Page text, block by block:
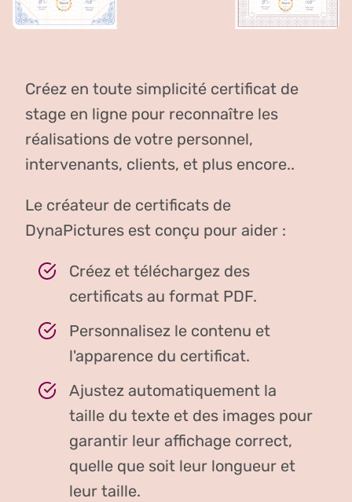
Créez en toute simplicité certificat de
stage en ligne pour reconnaître les
réalisations de votre personnel,
intervenants, clients, et plus encore..
Le créateur de certificats de
DynaPictures est conçu pour aider :
Créez et téléchargez des
certificats au format PDF.
Personnalisez le contenu et
l'apparence du certificat.
Ajustez automatiquement la
taille du texte et des images pour
garantir leur affichage correct,
quelle que soit leur longueur et
leur taille.